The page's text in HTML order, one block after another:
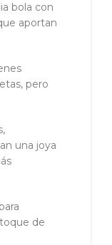
bola con
aportan
pero
una joya
de